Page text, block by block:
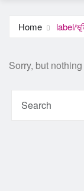
Home label/
Sorry, but